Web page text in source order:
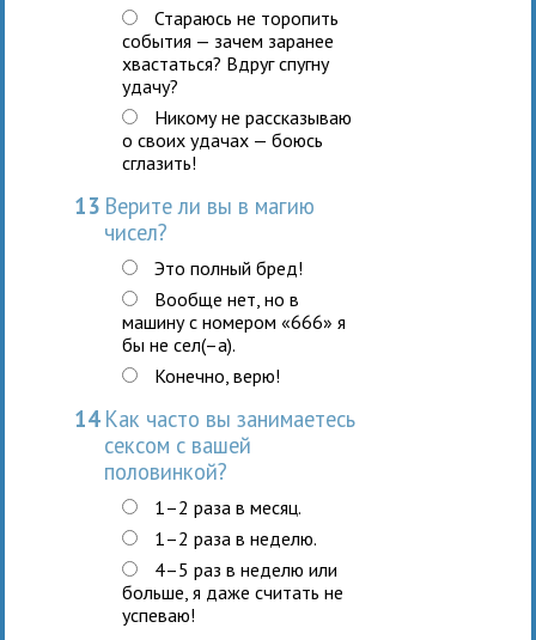
Стараюсь не торопить
события — зачем заранее
хвастаться? Вдруг спугну
удачу?
Никому не рассказываю
о своих удачах — боюсь
сглазить!
13Верите ли вы в магию
чисел?
Это полный бред!
Вообще нет, но в
машину с номером «666» я
бы не сел(–а).
Конечно, верю!
14Как часто вы занимаетесь
сексом с вашей
половинкой?
1–2 раза в месяц.
1–2 раза в неделю.
4–5 раз в неделю или
больше, я даже считать не
успеваю!